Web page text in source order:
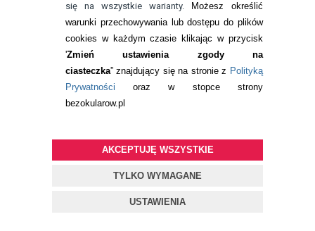
się na wszystkie warianty.
Możesz określić
warunki przechowywania lub dostępu do plików
cookies w każdym czasie klikając w przycisk
'Zmień ustawienia zgody na
ciasteczka” znajdujący się na stronie z Polityką
Prywatności oraz w stopce strony
bezokularow.pl
AKCEPTUJĘ WSZYSTKIE
TYLKO WYMAGANE
USTAWIENIA
A. Kapfelsberger, J. Eckstein, A. von
Ahrentschildt, J. Bischoff, S. Marx, W.
Sickenberger,Ultraviolet and Visible
Transmittance of Soft Contact Lenses with
and without Ultraviolet Blockers[w:]
Optometry and Vision Science – American
Academy of Optometry 2021 Nov
1;98(11) (dostęp: 2.06.2025).
Heather Chandler,
Lens 2011 Jul;37(4) (dostęp: 2.06.2025).
J. E. Walsh, J.P. Bergmanson,Does the eye
benefit from wearing ultraviolet-blocking
Jul;37(4) (dostęp: 2.06.2025).